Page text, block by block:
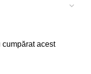
acest